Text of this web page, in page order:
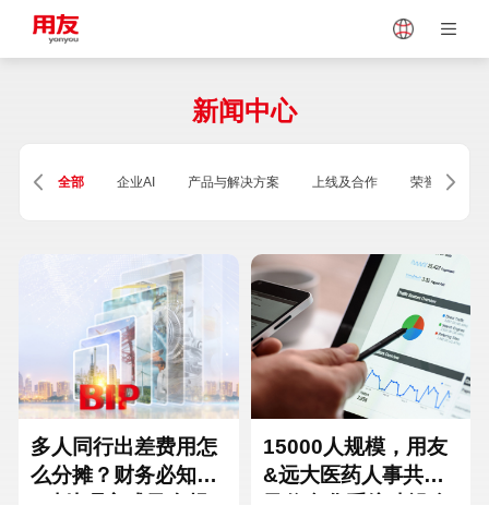
Vietnam
Singapore Malaysia
Thailand
Turkey
Hungary Mexico
Hong Kong Macau
新闻中心
全部 企业AI 产品与解决方案 上线及合作 荣誉及资质
多人同行出差费用怎
么分摊？财务必知的
15000人规模，用友
&远大医药人事共享